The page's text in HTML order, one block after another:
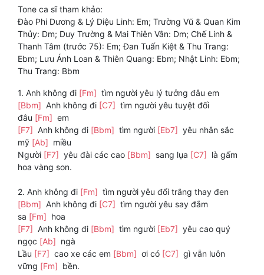
Tone ca sĩ tham khảo:
Đào Phi Dương & Lý Diệu Linh: Em; Trường Vũ & Quan Kim
Thủy: Dm; Duy Trường & Mai Thiên Vân: Dm; Chế Linh &
Thanh Tâm (trước 75): Em; Đan Tuấn Kiệt & Thu Trang:
Ebm; Lưu Ánh Loan & Thiên Quang: Ebm; Nhật Linh: Ebm;
Thu Trang: Bbm
1. Anh không đi [Fm] tìm người yêu lý tưởng đâu em
[Bbm] Anh không đi [C7] tìm người yêu tuyệt đối
đâu [Fm] em
[F7] Anh không đi [Bbm] tìm người [Eb7] yêu nhân sắc
mỹ [Ab] miều
Người [F7] yêu đài các cao [Bbm] sang lụa [C7] là gấm
hoa vàng son.
2. Anh không đi [Fm] tìm người yêu đổi trắng thay đen
[Bbm] Anh không đi [C7] tìm người yêu say đắm
sa [Fm] hoa
[F7] Anh không đi [Bbm] tìm người [Eb7] yêu cao quý
ngọc [Ab] ngà
Lầu [F7] cao xe các em [Bbm] ơi có [C7] gì vẫn luôn
vững [Fm] bền.